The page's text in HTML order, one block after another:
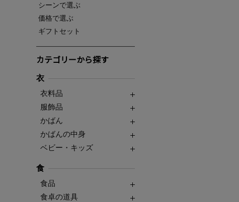
シーンで選ぶ
価格で選ぶ
ギフトセット
カテゴリーから探す
衣
衣料品
服飾品
かばん
かばんの中身
ベビー・キッズ
食
食品
食卓の道具